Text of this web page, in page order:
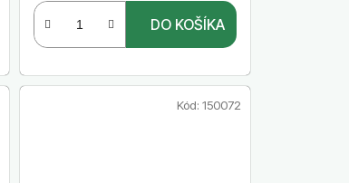
DO KOŠÍKA
Kód: 150072